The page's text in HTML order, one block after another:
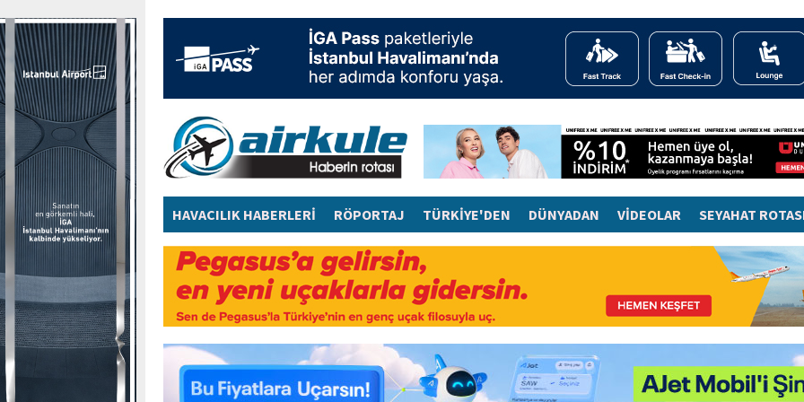
HAVACILIK HABERLERİ RÖPORTAJ TÜRKİYE'DEN DÜNYADAN VİDEOLAR SEYAHAT